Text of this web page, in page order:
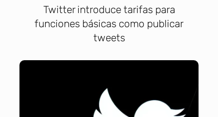
Twitter introduce tarifas para
funciones básicas como publicar
tweets